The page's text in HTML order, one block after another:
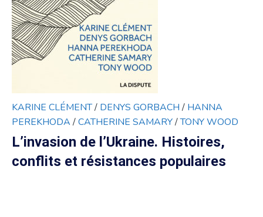
KARINE CLÉMENT/ DENYS GORBACH / HANNA
PEREKHODA /CATHERINE SAMARY/TONY WOOD
L’invasion de l’Ukraine. Histoires,
conflits et résistances populaires